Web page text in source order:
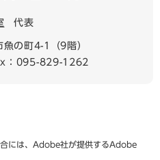
代表
魚の町4-1（9階）
：095-829-1262
には、Adobe社が提供するAdobe